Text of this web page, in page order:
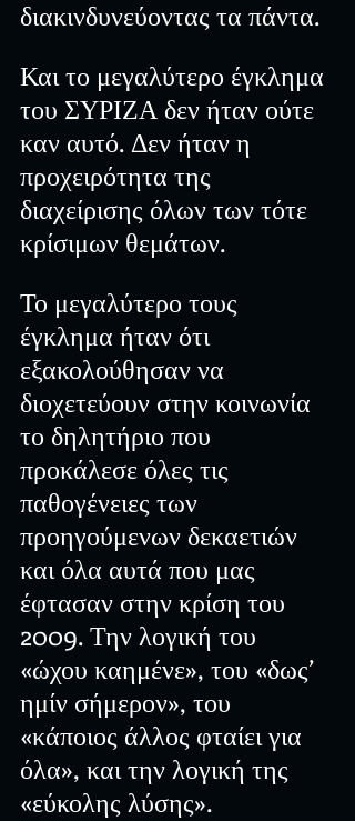
διακινδυνεύοντας τα πάντα.
Και το μεγαλύτερο έγκλημα
του ΣΥΡΙΖΑ δεν ήταν ούτε
καν αυτό. Δεν ήταν η
προχειρότητα της
διαχείρισης όλων των τότε
κρίσιμων θεμάτων.
Το μεγαλύτερο τους
έγκλημα ήταν ότι
εξακολούθησαν να
διοχετεύουν στην κοινωνία
το δηλητήριο που
προκάλεσε όλες τις
παθογένειες των
προηγούμενων δεκαετιών
και όλα αυτά που μας
έφτασαν στην κρίση του
2009. Την λογική του
«ώχου καημένε», του «δως’
ημίν σήμερον», του
«κάποιος άλλος φταίει για
όλα», και την λογική της
«εύκολης λύσης».